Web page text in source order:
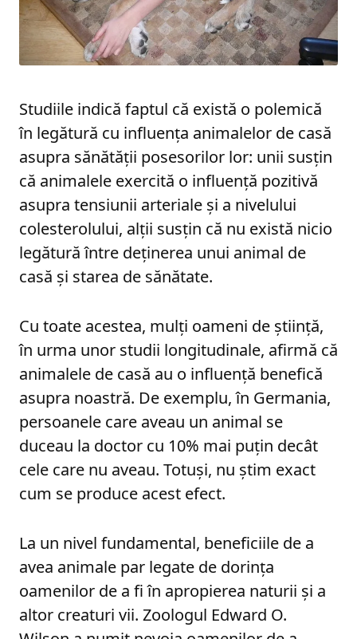
Studiile indică faptul că există o polemică
în legătură cu influența animalelor de casă
asupra sănătății posesorilor lor: unii susțin
că animalele exercită o influență pozitivă
asupra tensiunii arteriale și a nivelului
colesterolului, alții susțin că nu există nicio
legătură între deținerea unui animal de
casă și starea de sănătate.
Cu toate acestea, mulți oameni de știință,
în urma unor studii longitudinale, afirmă că
animalele de casă au o influență benefică
asupra noastră. De exemplu, în Germania,
persoanele care aveau un animal se
duceau la doctor cu 10% mai puțin decât
cele care nu aveau. Totuși, nu știm exact
cum se produce acest efect.
La un nivel fundamental, beneficiile de a
avea animale par legate de dorința
oamenilor de a fi în apropierea naturii și a
altor creaturi vii. Zoologul Edward O.